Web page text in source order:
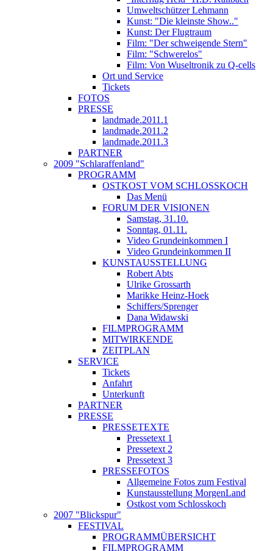
Umweltschützer Lehmann
Kunst: "Die kleinste Show.."
Kunst: Der Flugtraum
Film: "Der schweigende Stern"
Film: "Schwerelos"
Film: Von Wuseltronik zu Q-cells
Ort und Service
Tickets
FOTOS
PRESSE
landmade.2011.1
landmade.2011.2
landmade.2011.3
PARTNER
2009 "Schlaraffenland"
PROGRAMM
OSTKOST VOM SCHLOSSKOCH
Das Menü
FORUM DER VISIONEN
Samstag, 31.10.
Sonntag, 01.11.
Video Grundeinkommen I
Video Grundeinkommen II
KUNSTAUSSTELLUNG
Robert Abts
Ulrike Grossarth
Marikke Heinz-Hoek
Schiffers/Sprenger
Dana Widawski
FILMPROGRAMM
MITWIRKENDE
ZEITPLAN
SERVICE
Tickets
Anfahrt
Unterkunft
PARTNER
PRESSE
PRESSETEXTE
Pressetext 1
Pressetext 2
Pressetext 3
PRESSEFOTOS
Allgemeine Fotos zum Festival
Kunstausstellung MorgenLand
Ostkost vom Schlosskoch
2007 "Blickspur"
FESTIVAL
PROGRAMMÜBERSICHT
FILMPROGRAMM